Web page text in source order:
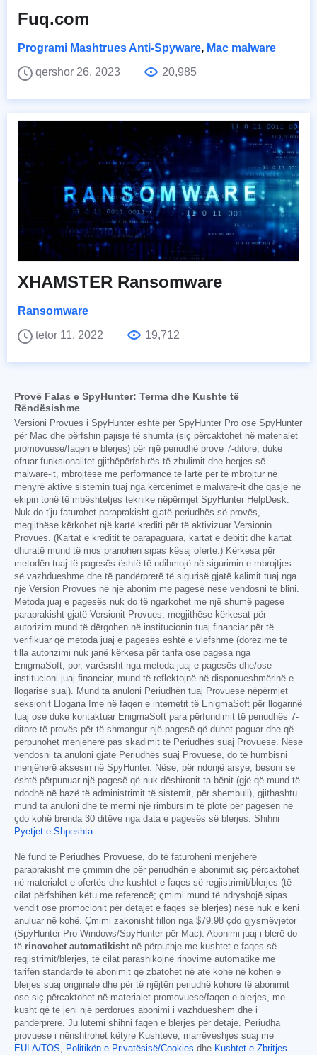
Fuq.com
Programi Mashtrues Anti-Spyware, Mac malware
qershor 26, 2023
20,985
XHAMSTER Ransomware
Ransomware
tetor 11, 2022
19,712
Provë Falas e SpyHunter: Terma dhe Kushte të
Rëndësishme
Versioni Provues i SpyHunter është për SpyHunter Pro ose SpyHunter
për Mac dhe përfshin pajisje të shumta (siç përcaktohet në materialet
promovuese/faqen e blerjes) për një periudhë prove 7-ditore, duke
ofruar funksionalitet gjithëpërfshirës të zbulimit dhe heqjes së
malware-it, mbrojtëse me performancë të lartë për të mbrojtur në
mënyrë aktive sistemin tuaj nga kërcënimet e malware-it dhe qasje në
ekipin tonë të mbështetjes teknike nëpërmjet SpyHunter HelpDesk.
Nuk do t'ju faturohet paraprakisht gjatë periudhës së provës,
megjithëse kërkohet një kartë krediti për të aktivizuar Versionin
Provues. (Kartat e kreditit të parapaguara, kartat e debitit dhe kartat
dhuratë mund të mos pranohen sipas kësaj oferte.) Kërkesa për
metodën tuaj të pagesës është të ndihmojë në sigurimin e mbrojtjes
së vazhdueshme dhe të pandërprerë të sigurisë gjatë kalimit tuaj nga
një Version Provues në një abonim me pagesë nëse vendosni të blini.
Metoda juaj e pagesës nuk do të ngarkohet me një shumë pagese
paraprakisht gjatë Versionit Provues, megjithëse kërkesat për
autorizim mund të dërgohen në institucionin tuaj financiar për të
verifikuar që metoda juaj e pagesës është e vlefshme (dorëzime të
tilla autorizimi nuk janë kërkesa për tarifa ose pagesa nga
EnigmaSoft, por, varësisht nga metoda juaj e pagesës dhe/ose
institucioni juaj financiar, mund të reflektojnë në disponueshmërinë e
llogarisë suaj). Mund ta anuloni Periudhën tuaj Provuese nëpërmjet
seksionit Llogaria Ime në faqen e internetit të EnigmaSoft për llogarinë
tuaj ose duke kontaktuar EnigmaSoft para përfundimit të periudhës 7-
ditore të provës për të shmangur një pagesë që duhet paguar dhe që
përpunohet menjëherë pas skadimit të Periudhës suaj Provuese. Nëse
vendosni ta anuloni gjatë Periudhës suaj Provuese, do të humbisni
menjëherë aksesin në SpyHunter. Nëse, për ndonjë arsye, besoni se
është përpunuar një pagesë që nuk dëshironit ta bënit (gjë që mund të
ndodhë në bazë të administrimit të sistemit, për shembull), gjithashtu
mund ta anuloni dhe të merrni një rimbursim të plotë për pagesën në
çdo kohë brenda 30 ditëve nga data e pagesës së blerjes. Shihni
Pyetjet e Shpeshta.
Në fund të Periudhës Provuese, do të faturoheni menjëherë
paraprakisht me çmimin dhe për periudhën e abonimit siç përcaktohet
në materialet e ofertës dhe kushtet e faqes së regjistrimit/blerjes (të
cilat përfshihen këtu me referencë; çmimi mund të ndryshojë sipas
vendit ose promocionit për detajet e faqes së blerjes) nëse nuk e keni
anuluar në kohë. Çmimi zakonisht fillon nga $79.98 çdo gjysmëvjetor
(SpyHunter Pro Windows/SpyHunter për Mac). Abonimi juaj i blerë do
të rinovohet automatikisht në përputhje me kushtet e faqes së
regjistrimit/blerjes, të cilat parashikojnë rinovime automatike me
tarifën standarde të abonimit që zbatohet në atë kohë në kohën e
blerjes suaj origjinale dhe për të njëjtën periudhë kohore të abonimit
ose siç përcaktohet në materialet promovuese/faqen e blerjes, me
kusht që të jeni një përdorues abonimi i vazhdueshëm dhe i
pandërprerë. Ju lutemi shihni faqen e blerjes për detaje. Periudha
provuese i nënshtrohet këtyre Kushteve, marrëveshjes suaj me
EULA/TOS, Politikën e Privatësisë/Cookies dhe Kushtet e Zbritjes.